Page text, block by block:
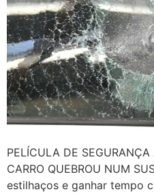
PELÍCULA DE
CARRO QUEBROU NUM
estilhaços e ganhar tempo